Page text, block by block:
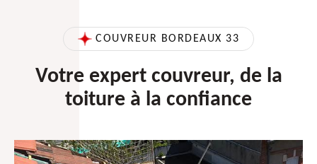
COUVREUR BORDEAUX 33
Votre expert couvreur, de la
toiture à la confiance